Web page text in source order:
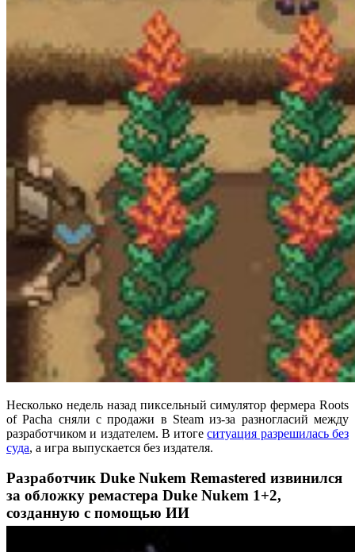
Несколько недель назад пиксельный симулятор фермера Roots
of Pacha сняли с продажи в Steam из-за разногласий между
разработчиком и издателем. В итогеситуация разрешилась без
суда, а игра выпускается без издателя.
Разработчик Duke Nukem Remastered извинился
за обложку ремастера Duke Nukem 1+2,
созданную с помощью ИИ